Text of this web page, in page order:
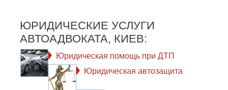
ЮРИДИЧЕСКИЕ УСЛУГИ
АВТОАДВОКАТА, КИЕВ:
Юридическая помощь при ДТП
Юридическая автозащита